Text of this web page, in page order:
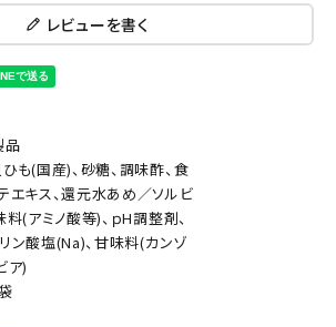
レビューを書く
品
も(国産)、砂糖、調味酢、食
エキス、還元水あめ／ソルビ
料(アミノ酸等)、ｐH調整剤、
ン酸塩(Na)、甘味料(カンゾ
ア)